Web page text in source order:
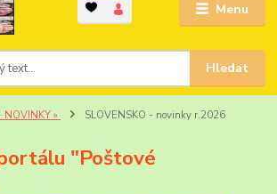
Menu
Hledat
NOVINKY » SLOVENSKO - novinky r.2026
"Poštové